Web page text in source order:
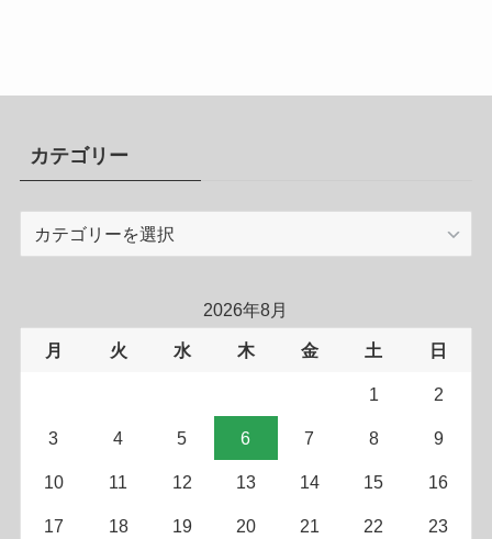
カテゴリー
ー
2026年8月
月 火 水 木 金 土 日
1 2
3 4 5 6 7 8 9
10 11 12 13 14 15 16
17 18 19 20 21 22 23